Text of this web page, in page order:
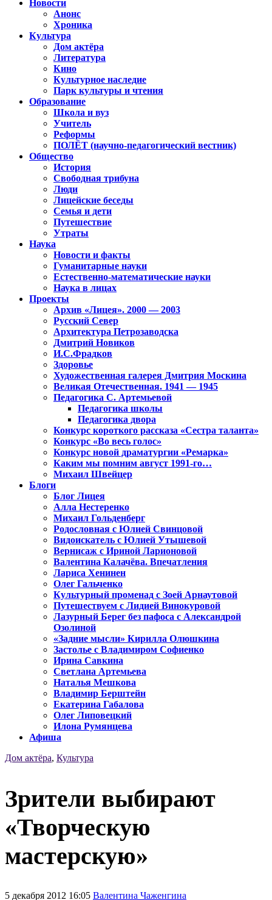
Новости
Анонс
Хроника
Культура
Дом актёра
Литература
Кино
Культурное наследие
Парк культуры и чтения
Образование
Школа и вуз
Учитель
Реформы
ПОЛЁТ (научно-педагогический вестник)
Общество
История
Свободная трибуна
Люди
Лицейские беседы
Семья и дети
Путешествие
Утраты
Наука
Новости и факты
Гуманитарные науки
Естественно-математические науки
Наука в лицах
Проекты
Архив «Лицея». 2000 — 2003
Русский Север
Архитектура Петрозаводска
Дмитрий Новиков
И.С.Фрадков
Здоровье
Художественная галерея Дмитрия Москина
Великая Отечественная. 1941 — 1945
Педагогика С. Артемьевой
Педагогика школы
Педагогика двора
Конкурс короткого рассказа «Сестра таланта»
Конкурс «Во весь голос»
Конкурс новой драматургии «Ремарка»
Каким мы помним август 1991-го…
Михаил Швейцер
Блоги
Блог Лицея
Алла Нестеренко
Михаил Гольденберг
Родословная с Юлией Свинцовой
Видоискатель с Юлией Утышевой
Вернисаж с Ириной Ларионовой
Валентина Калачёва. Впечатления
Лариса Хенинен
Олег Гальченко
Культурный променад с Зоей Арнаутовой
Путешествуем с Лидией Винокуровой
Лазурный Берег без пафоса с Александрой
Озолиной
«Задние мысли» Кирилла Олюшкина
Застолье с Владимиром Софиенко
Ирина Савкина
Светлана Артемьева
Наталья Мешкова
Владимир Берштейн
Екатерина Габалова
Олег Липовецкий
Илона Румянцева
Афиша
Дом актёра, Культура
Зрители выбирают
«Творческую
мастерскую»
5 декабря 2012 16:05 Валентина Чаженгина